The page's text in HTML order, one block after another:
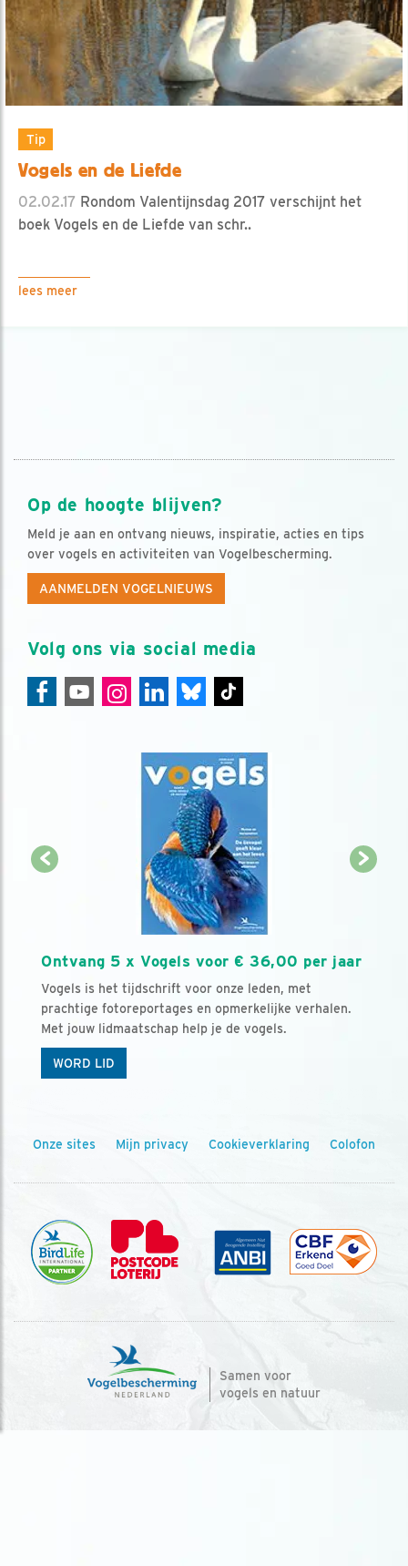
Tip
Vogels en de Liefde
02.02.17 Rondom Valentijnsdag 2017 verschijnt het
boek Vogels en de Liefde van schr..
lees meer
Op de hoogte blijven?
Meld je aan en ontvang nieuws, inspiratie, acties en tips
over vogels en activiteiten van Vogelbescherming.
AANMELDEN VOGELNIEUWS
Volg ons via social media
Ontvang 5 x Vogels voor € 36,00 per jaar
Vogels is het tijdschrift voor onze leden, met
prachtige fotoreportages en opmerkelijke verhalen.
Met jouw lidmaatschap help je de vogels.
WORD LID
Onze sites Mijn privacy Cookieverklaring Colofon
Samen voor
vogels en natuur